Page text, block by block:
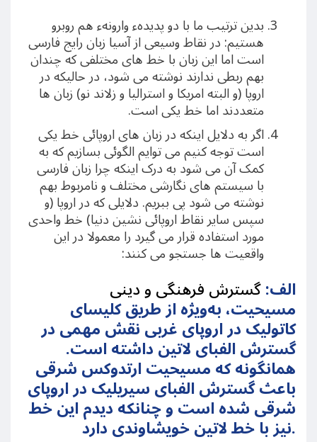
بدین ترتیب ما با دو پدیدهء وارونهء هم روبرو
هستیم: در نقاط وسیعی از آسیا زبان رایج فارسی
است اما این زبان با خط های مختلفی که چندان
بهم ربطی ندارند نوشته می شود، در حالیکه در
اروپا (و البته امریکا و استرالیا و زلاند نو) زبان ها
متعددند اما خط یکی است.
اگر به دلایل اینکه در زبان های اروپائی خط یکی
است توجه کنیم می توایم الگوئی بسازیم که به
کمک آن می شود به درک اینکه چرا زبان فارسی
با سیستم های نگارشی مختلف و نامربوط بهم
نوشته می شود پی ببریم. دلایلی که در اروپا (و
سپس سایر نقاط اروپائی نشین دنیا) خط واحدی
مورد استفاده قرار می گیرد را معمولا در این
واقعیت ها جستجو می کنند:
الف:گسترش فرهنگی و دینی
مسیحیت، به‌ویژه از طریق کلیسای
کاتولیک در اروپای غربی نقش مهمی در
گسترش الفبای لاتین داشته است.
همانگونه که مسیحیت ارتدوکس شرقی
باعث گسترش الفبای سیریلیک در اروپای
شرقی شده است و چنانکه دیدم این خط
نیز با خط لاتین خویشاوندی دارد.